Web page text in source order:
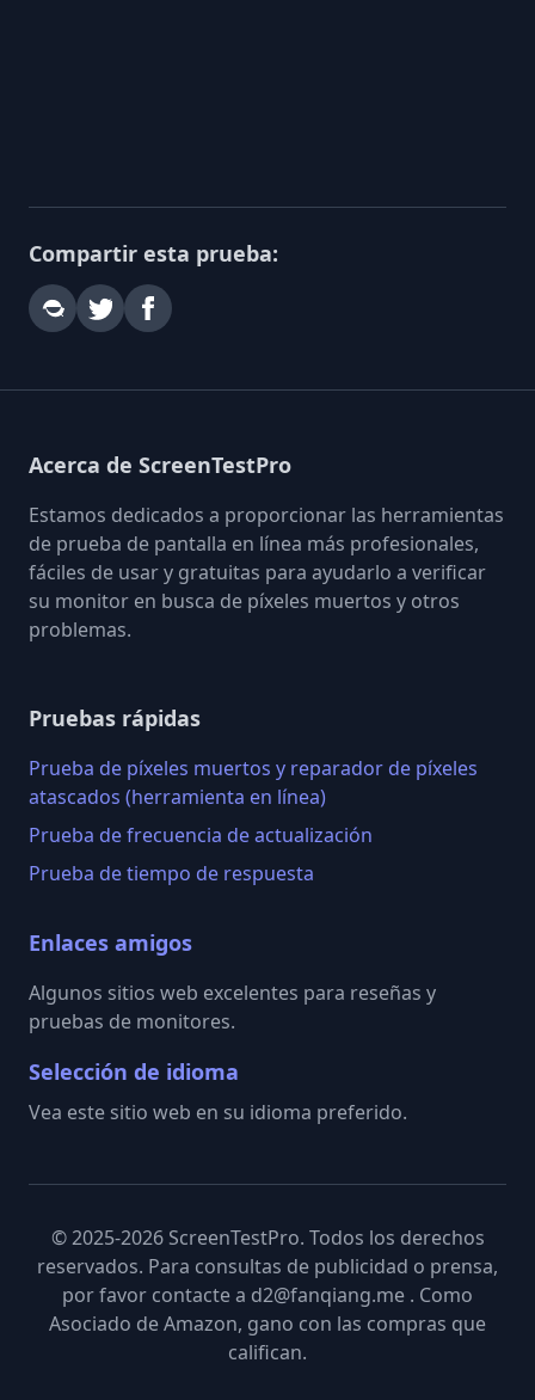
Compartir esta prueba:
Acerca de ScreenTestPro
Estamos dedicados a proporcionar las herramientas
de prueba de pantalla en línea más profesionales,
fáciles de usar y gratuitas para ayudarlo a verificar
su monitor en busca de píxeles muertos y otros
problemas.
Pruebas rápidas
Prueba de píxeles muertos y reparador de píxeles
atascados (herramienta en línea)
Prueba de frecuencia de actualización
Prueba de tiempo de respuesta
Enlaces amigos
Algunos sitios web excelentes para reseñas y
pruebas de monitores.
Selección de idioma
Vea este sitio web en su idioma preferido.
© 2025-2026 ScreenTestPro. Todos los derechos
reservados. Para consultas de publicidad o prensa,
por favor contacte a d2@fanqiang.me . Como
Asociado de Amazon, gano con las compras que
califican.